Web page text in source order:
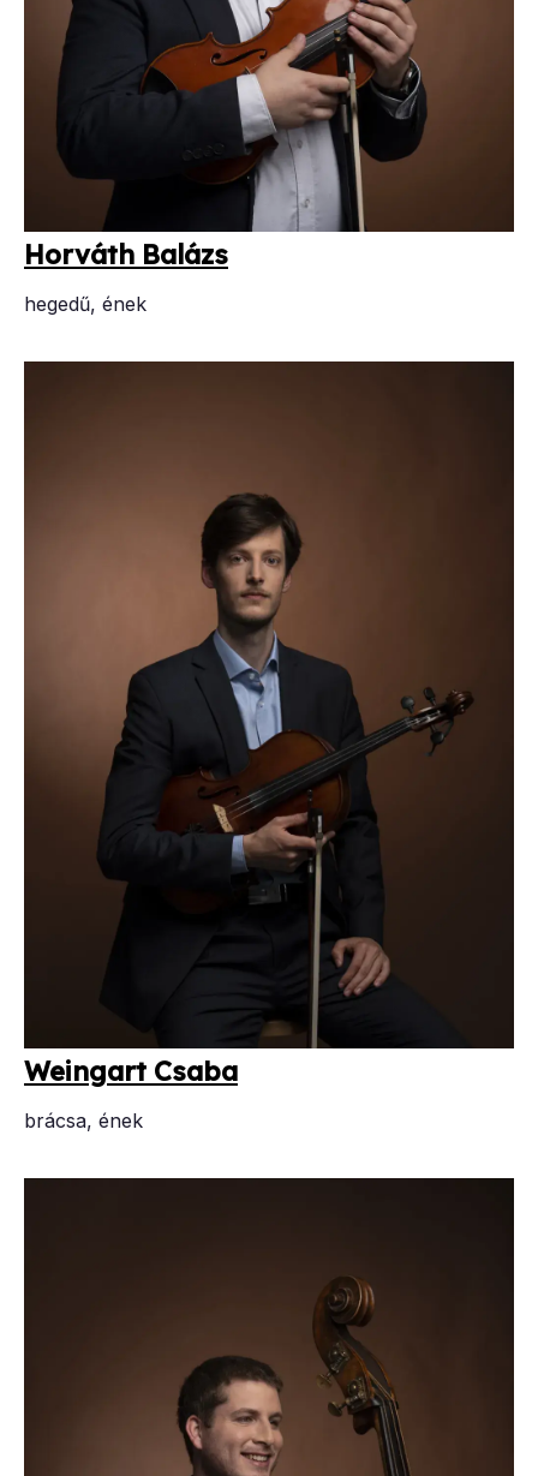
Hor­váth Ba­lázs
hegedű, ének
We­ingart Csa­ba
brácsa, ének